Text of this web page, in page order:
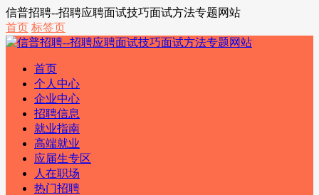
信普招聘--招聘应聘面试技巧面试方法专题网站
首页 标签页
首页
个人中心
企业中心
招聘信息
就业指南
高端就业
应届生专区
人在职场
热门招聘